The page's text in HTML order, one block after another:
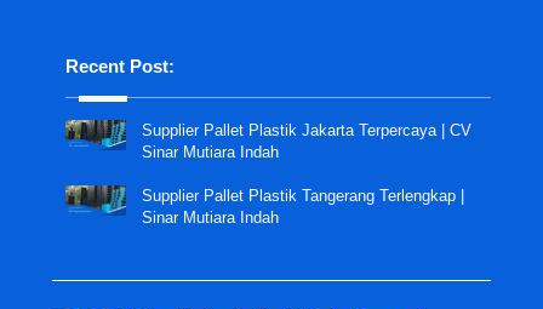
Recent Post:
Supplier Pallet Plastik Jakarta Terpercaya | CV
Sinar Mutiara Indah
Supplier Pallet Plastik Tangerang Terlengkap |
Sinar Mutiara Indah